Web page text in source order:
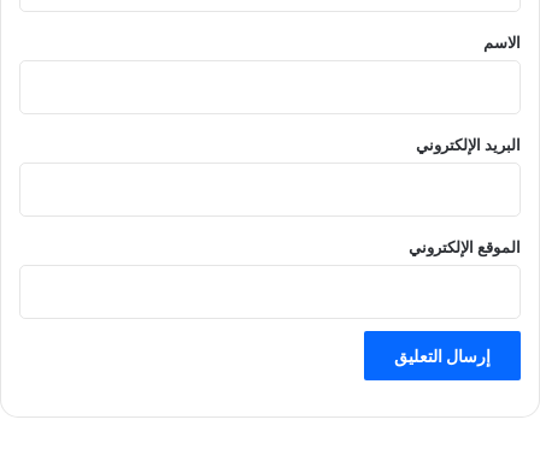
*
الاسم
البريد الإلكتروني
الموقع الإلكتروني